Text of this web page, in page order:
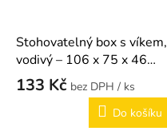
Stohovatelný box s víkem,
vodivý – 106 x 75 x 46
mm
133 Kč
/ ks
Do košíku